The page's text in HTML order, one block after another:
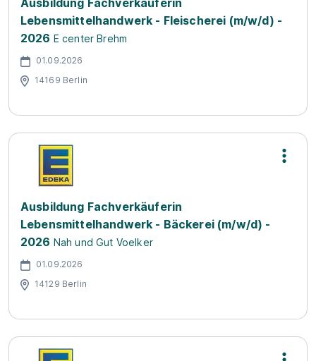
Ausbildung Fachverkäuferin
Lebensmittelhandwerk - Fleischerei (m/w/d) -
2026 E center Brehm
01.09.2026
14169 Berlin
Ausbildung Fachverkäuferin
Lebensmittelhandwerk - Bäckerei (m/w/d) -
2026 Nah und Gut Voelker
01.09.2026
14129 Berlin